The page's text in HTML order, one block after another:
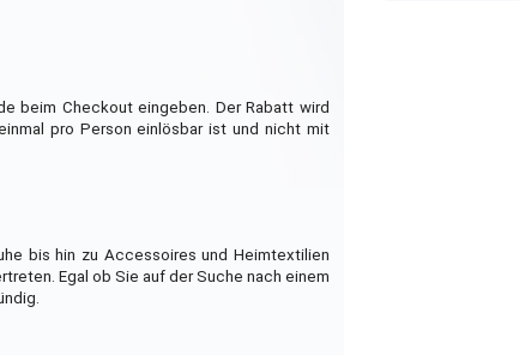
beim Checkout eingeben. Der Rabatt wird
pro Person einlösbar ist und nicht mit
bis hin zu Accessoires und Heimtextilien
Egal ob Sie auf der Suche nach einem